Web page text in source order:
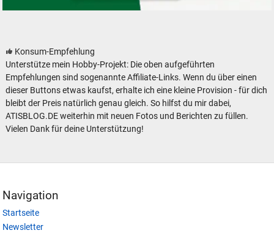
Konsum-Empfehlung
Unterstütze mein Hobby-Projekt: Die oben aufgeführten
Empfehlungen sind sogenannte Affiliate-Links. Wenn du über einen
dieser Buttons etwas kaufst, erhalte ich eine kleine Provision - für dich
bleibt der Preis natürlich genau gleich. So hilfst du mir dabei,
ATISBLOG.DE weiterhin mit neuen Fotos und Berichten zu füllen.
Vielen Dank für deine Unterstützung!
Navigation
Startseite
Newsletter